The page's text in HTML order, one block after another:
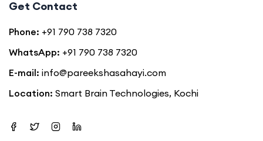
Get Contact
Phone: +91 790 738 7320
WhatsApp: +91 790 738 7320
E-mail: info@pareekshasahayi.com
Location: Smart Brain Technologies, Kochi